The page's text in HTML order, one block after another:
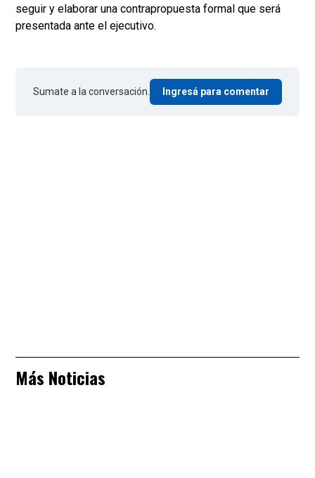
seguir y elaborar una contrapropuesta formal que será
presentada ante el ejecutivo.
Sumate a la conversación. Ingresá para comentar
Más Noticias